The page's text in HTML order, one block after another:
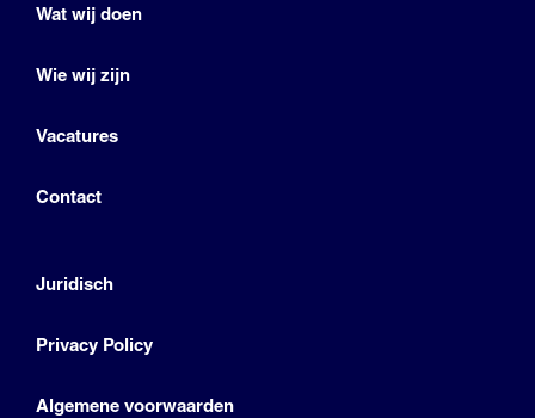
Wat wij doen
Wie wij zijn
Vacatures
Contact
Juridisch
Privacy Policy
Algemene voorwaarden